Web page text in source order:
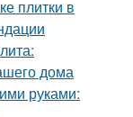
плитки в
дома
руками: